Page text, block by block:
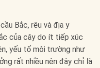
Bắc, rêu và địa y
của cây do ít tiếp xúc
yếu tố môi trường như
rất nhiều nên đây chỉ là